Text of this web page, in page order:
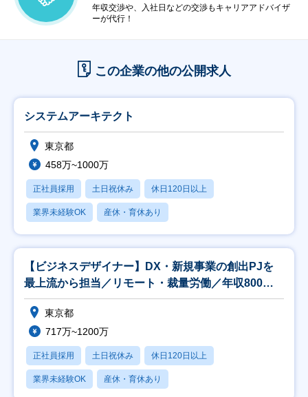
年収交渉や、入社日などの交渉もキャリアアドバイザ
ーが代行！
この企業の他の公開求人
システムアーキテクト
東京都
458万~1000万
正社員採用 土日祝休み 休日120日以上
業界未経験OK 産休・育休あり
【ビジネスデザイナー】DX・新規事業の創出PJを
最上流から担当／リモート・裁量労働／年収800万
以上
東京都
717万~1200万
正社員採用 土日祝休み 休日120日以上
業界未経験OK 産休・育休あり